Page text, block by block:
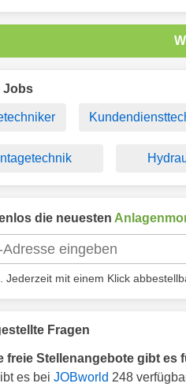
Jobs
die neuesten
Jederzeit mit einem Klick
Fragen
freie Stellenangebote gibt es
es bei JOBworld 248